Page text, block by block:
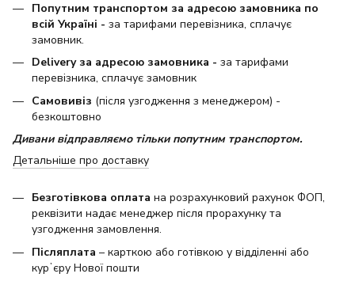
Попутним транспортом за адресою замовника по
всій Україні - за тарифами перевізника, сплачує
замовник.
Delivery за адресою замовника - за тарифами
перевізника, сплачує замовник
Самовивіз (після узгодження з менеджером) -
безкоштовно
Дивани відправляємо тільки попутним транспортом.
Детальніше про доставку
Безготівкова оплата на розрахунковий рахунок ФОП,
реквізити надає менеджер після прорахунку та
узгодження замовлення.
Післяплата – карткою або готівкою у відділенні або
курʼєру Нової пошти